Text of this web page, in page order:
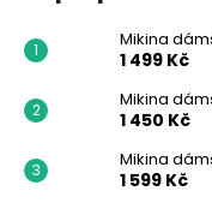
z
m
ó
d
Mikina
1 499 Kč
Mikina
1 450 Kč
Mikina
1 599 Kč
e
n
a
j
í
t